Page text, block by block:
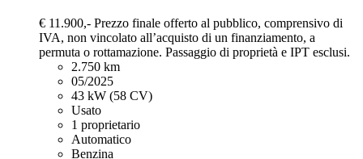
€ 11.900,- Prezzo finale offerto al pubblico, comprensivo di
IVA, non vincolato all’acquisto di un finanziamento, a
permuta o rottamazione. Passaggio di proprietà e IPT esclusi.
2.750 km
05/2025
43 kW (58 CV)
Usato
1 proprietario
Automatico
Benzina